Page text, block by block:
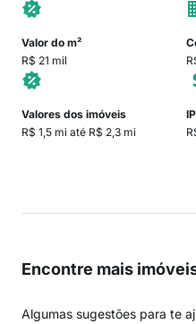
Valor do m²
R$ 21 mil
Valores dos imóveis
R$ 1,5 mi até R$ 2,3 mi
Encontre mais
Algumas sugestões para te